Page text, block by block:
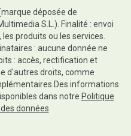
déposée de
S.L.). Finalité : envoi
produits ou les services.
: aucune donnée ne
: accès, rectification et
d'autres droits, comme
informations
dans notre Politique
données